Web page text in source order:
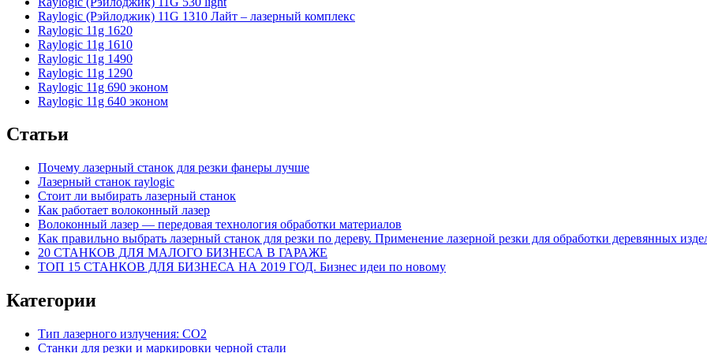
Raylogic (Рэйлоджик) 11G 1310 Лайт – лазерный комплекс
Raylogic 11g 1620
Raylogic 11g 1610
Raylogic 11g 1490
Raylogic 11g 1290
Raylogic 11g 690 эконом
Raylogic 11g 640 эконом
Статьи
Почему лазерный станок для резки фанеры лучше
Лазерный станок raylogic
Стоит ли выбирать лазерный станок
Как работает волоконный лазер
Волоконный лазер — передовая технология обработки материалов
Как правильно выбрать лазерный станок для резки по дереву. Применение лазерной резки для обработки деревянных
20 СТАНКОВ ДЛЯ МАЛОГО БИЗНЕСА В ГАРАЖЕ
ТОП 15 СТАНКОВ ДЛЯ БИЗНЕСА НА 2019 ГОД. Бизнес идеи по новому
Категории
Тип лазерного излучения: СО2
Станки для резки и маркировки черной стали